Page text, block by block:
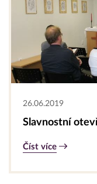
26.06.2019
Slavnostní
Číst více